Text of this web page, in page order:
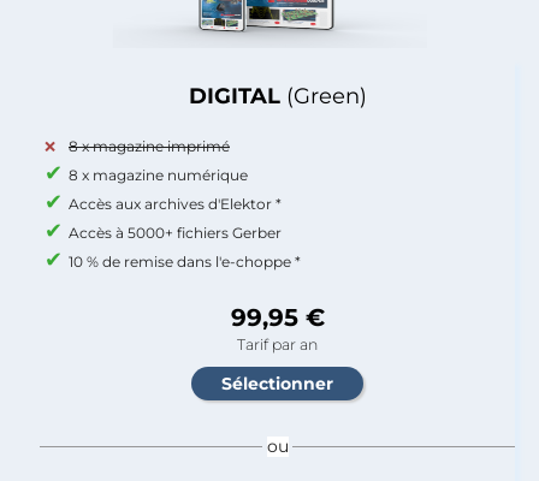
DIGITAL (Green)
8 x magazine imprimé
8 x magazine numérique
Accès aux archives d'Elektor *
Accès à 5000+ fichiers Gerber
10 % de remise dans l'e-choppe *
99,95 €
Tarif par an
ou